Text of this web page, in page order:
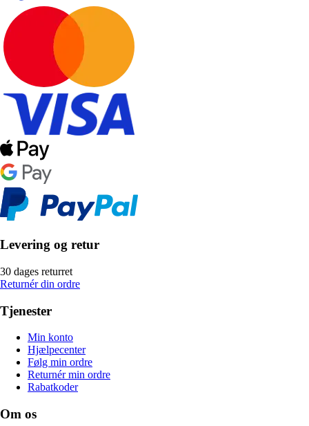
Levering og retur
30 dages returret
Returnér din ordre
Tjenester
Min konto
Hjælpecenter
Følg min ordre
Returnér min ordre
Rabatkoder
Om os